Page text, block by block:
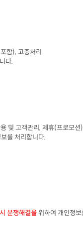
함), 고충처리
다.
및 고객관리, 제휴(프로모션
를 처리합니다.
분쟁해결을 위하여 개인정